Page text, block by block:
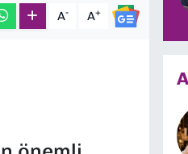
A- A+